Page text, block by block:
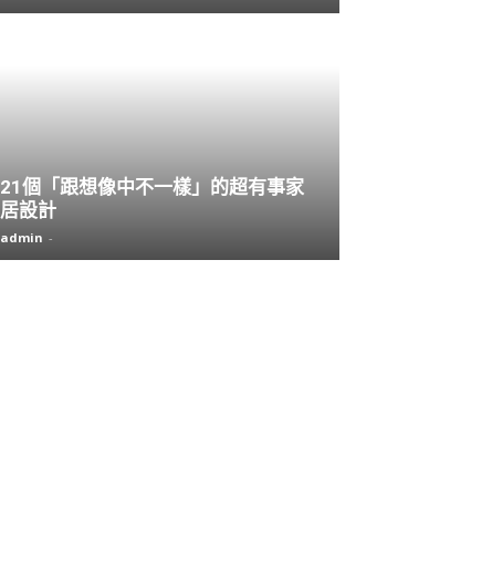
21個「跟想像中不一樣」的超有事家
居設計
admin -